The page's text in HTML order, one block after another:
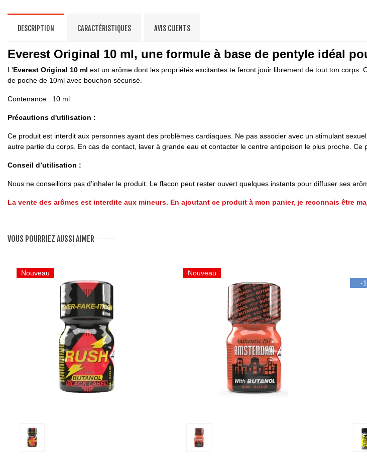
DESCRIPTION CARACTÉRISTIQUES AVIS CLIENTS
Everest Original 10 ml, une formule à base de pentyle idéal
L'Everest Original 10 ml est un arôme dont les propriétés excitantes te feront jouir librement de tout ton
de poche de 10ml avec bouchon sécurisé.
Contenance : 10 ml
Précautions d'utilisation :
Ce produit est interdit aux personnes ayant des problèmes cardiaques. Ne pas associer avec un stimulant
autre partie du corps. En cas de contact, laver à grande eau et contacter le centre antipoison le plus proche. Ce
Conseil d’utilisation :
Nous ne conseillons pas d’inhaler le produit. Le flacon peut rester ouvert quelques instants pour diffuser ses
La vente des arômes est interdite aux mineurs. En ajoutant ce produit à mon panier, je reconnais être
VOUS POURRIEZ AUSSI AIMER
Nouveau Nouveau
-